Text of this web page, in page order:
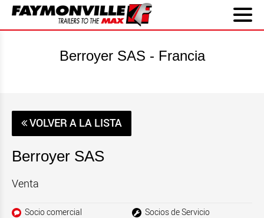
Berroyer SAS - Francia
VOLVER A LA LISTA
Berroyer SAS
Venta
Socio comercial Socios de Servicio